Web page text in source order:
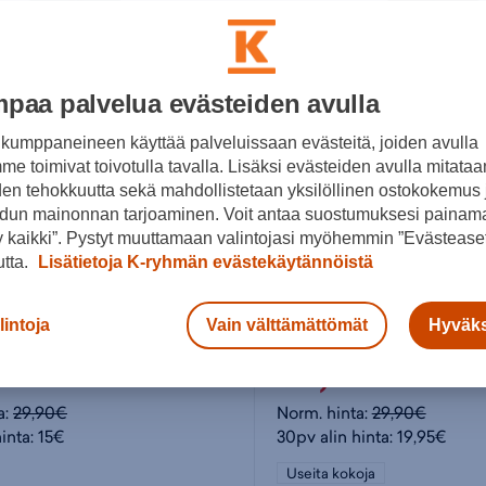
M
29,90€
15€
Replic
Collegehousut M
19,95€
Norm. hinta:29,90€
30pv alin hinta: 19,95€
Useita kokoja
palvelua evästeiden avulla
käyttää palveluissaan evästeitä, joiden avulla
toimivat toivotulla tavalla. Lisäksi evästeiden avulla
tehokkuutta sekä mahdollistetaan yksilöllinen ostokokemus
mainonnan tarjoaminen. Voit antaa suostumuksesi
kaikki”. Pystyt muuttamaan valintojasi myöhemmin
Lisätietoja K-ryhmän evästekäytännöistä
Vain välttämättömät